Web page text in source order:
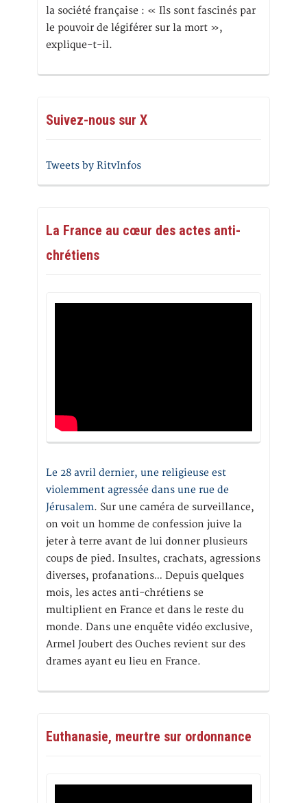
la société française : « Ils sont fascinés par
le pouvoir de légiférer sur la mort »,
explique-t-il.
Suivez-nous sur X
Tweets by RitvInfos
La France au cœur des actes anti-
chrétiens
Le 28 avril dernier, une religieuse est
violemment agressée dans une rue de
Jérusalem. Sur une caméra de surveillance,
on voit un homme de confession juive la
jeter à terre avant de lui donner plusieurs
coups de pied. Insultes, crachats, agressions
diverses, profanations… Depuis quelques
mois, les actes anti-chrétiens se
multiplient en France et dans le reste du
monde. Dans une enquête vidéo exclusive,
Armel Joubert des Ouches revient sur des
drames ayant eu lieu en France.
Euthanasie, meurtre sur ordonnance